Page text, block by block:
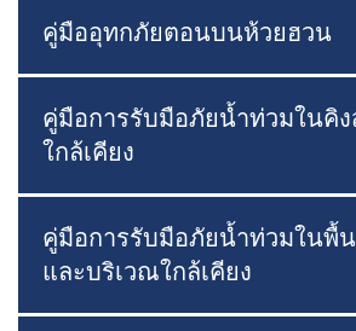
คู่มืออุทกภัยตอนบนห้วยฮวน
คู่มือการรับมือภัยน้ำท่วมในคิ
ใกล้เคียง
คู่มือการรับมือภัยน้ำท่วมในพื้น
และบริเวณใกล้เคียง